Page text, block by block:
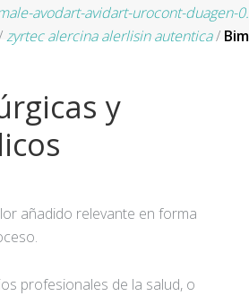
avodart-avidart-urocont-duagen-
zyrtec alercina alerlisin autentica/
y
añadido relevante en forma
profesionales de la salud, o